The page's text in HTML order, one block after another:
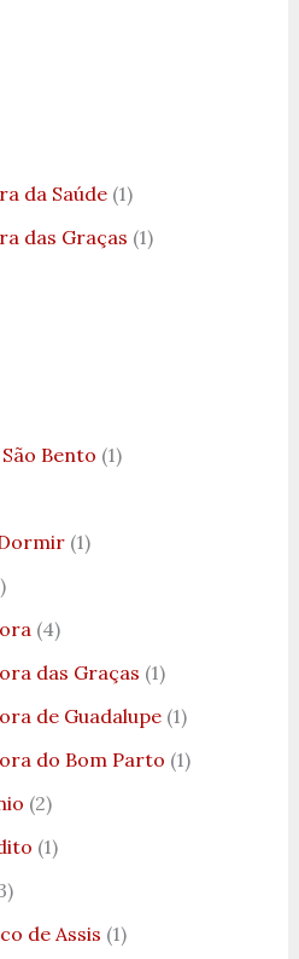
da Saúde(1)
das Graças (1)
Bento (1)
(1)
(4)
das Graças (1)
de Guadalupe(1)
do Bom Parto (1)
(2)
(1)
de Assis (1)